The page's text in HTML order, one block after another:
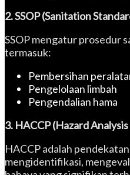
2. SSOP (Sanitation
SSOP mengatur prosedur
termasuk:
Pembersihan
Pengelolaan limbah
Pengendalian hama
3. HACCP (Hazard
HACCP adalah
mengidentifikasi,